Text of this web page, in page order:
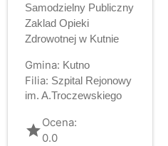
Samodzielny Publiczny
Zaklad Opieki
Zdrowotnej w Kutnie
Gmina: Kutno
Filia: Szpital Rejonowy
im. A.Troczewskiego
gradeOcena:
0.0